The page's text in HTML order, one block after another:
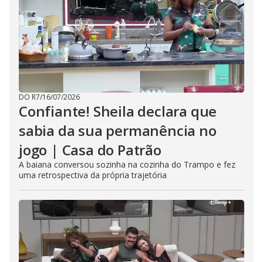
DO R7/16/07/2026
Confiante! Sheila declara que
sabia da sua permanência no
jogo | Casa do Patrão
A baiana conversou sozinha na cozinha do Trampo e fez
uma retrospectiva da própria trajetória